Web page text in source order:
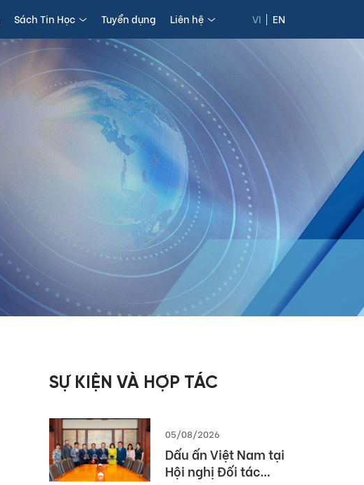
Sách Tin Học Tuyển dụng Liên hệ VI EN
SỰ KIỆN VÀ HỢP TÁC
05/08/2026
Dấu ấn Việt Nam tại
Hội nghị Đối tác